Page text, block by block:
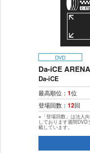
DVD
Da-iCE
Da-iCE
最高順位： 1位
登場回数： 12回
※「登場回数」は法人
しております週間
載しています。